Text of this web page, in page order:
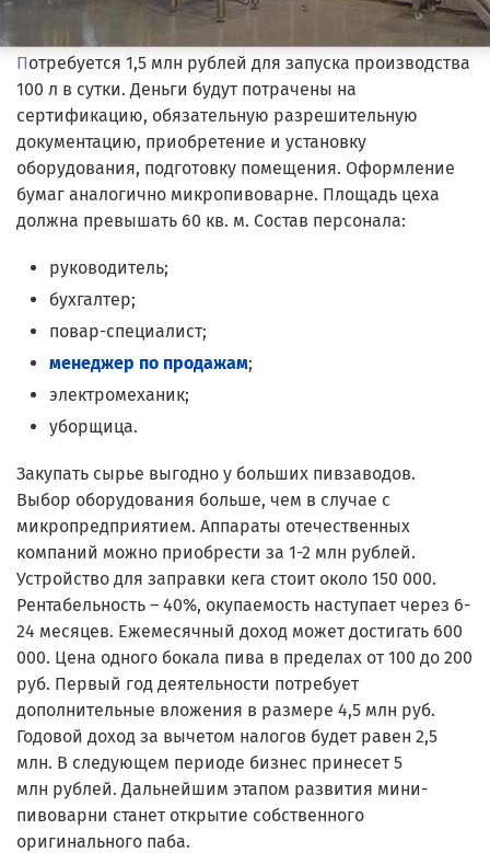
Потребуется 1,5 млн рублей для запуска производства
100 л в сутки. Деньги будут потрачены на
сертификацию, обязательную разрешительную
документацию, приобретение и установку
оборудования, подготовку помещения. Оформление
бумаг аналогично микропивоварне. Площадь цеха
должна превышать 60 кв. м. Состав персонала:
руководитель;
бухгалтер;
повар-специалист;
менеджер по продажам;
электромеханик;
уборщица.
Закупать сырье выгодно у больших пивзаводов.
Выбор оборудования больше, чем в случае с
микропредприятием. Аппараты отечественных
компаний можно приобрести за 1-2 млн рублей.
Устройство для заправки кега стоит около 150 000.
Рентабельность – 40%, окупаемость наступает через 6-
24 месяцев. Ежемесячный доход может достигать 600
000. Цена одного бокала пива в пределах от 100 до 200
руб. Первый год деятельности потребует
дополнительные вложения в размере 4,5 млн руб.
Годовой доход за вычетом налогов будет равен 2,5
млн. В следующем периоде бизнес принесет 5
млн рублей. Дальнейшим этапом развития мини-
пивоварни станет открытие собственного
оригинального паба.